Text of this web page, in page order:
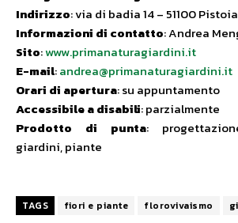
Indirizzo: via di badia 14 – 51100 Pistoia
Informazioni di contatto: Andrea
Sito:www.primanaturagiardini.it
E-mail:andrea@primanaturagiardini.it
Orari di apertura: su appuntamento
Accessibile a disabili: parzialmente
Prodotto di punta:
giardini, piante
TAGS fiori e piante florovivaismo